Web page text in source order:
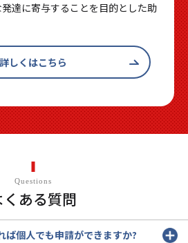
達に寄与することを目的とした助
詳しくはこちら
Questions
くある質問
ば個人でも申請ができますか?